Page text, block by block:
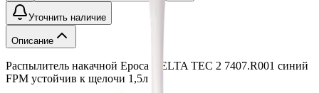
Уточнить наличие
Описание
Распылитель накачной Epoca DELTA TEC 2 7407.R001 синий
FPM устойчив к щелочи 1,5л